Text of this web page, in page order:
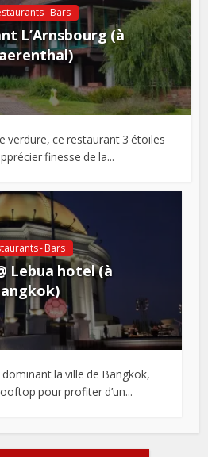
- Bars
L’Arnsbourg (à
verdure, ce restaurant 3 étoiles
finesse de la...
- Bars
Lebua hotel (à
la ville de Bangkok,
pour profiter d’un...